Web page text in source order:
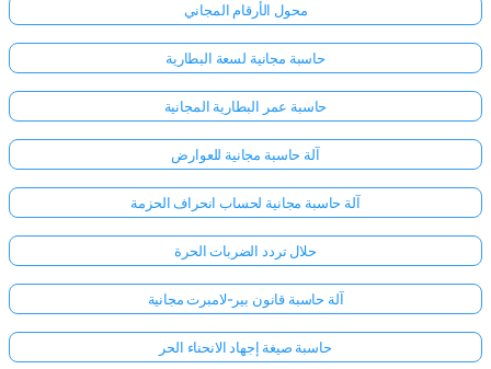
محول الأرقام المجاني
حاسبة مجانية لسعة البطارية
حاسبة عمر البطارية المجانية
آلة حاسبة مجانية للعوارض
آلة حاسبة مجانية لحساب انحراف الحزمة
حلال تردد الضربات الحرة
آلة حاسبة قانون بير-لامبرت مجانية
حاسبة صيغة إجهاد الانحناء الحر